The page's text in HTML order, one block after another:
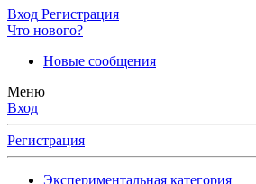
Вход Регистрация
Что нового?
Новые сообщения
Меню
Вход
Регистрация
Экспериментальная категория